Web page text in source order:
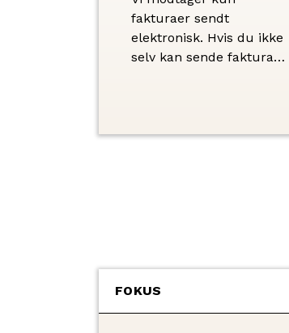
fakturaer sendt
elektronisk. Hvis du ikke
selv kan sende fakturaer
du en oversigt over vores
FOKUS